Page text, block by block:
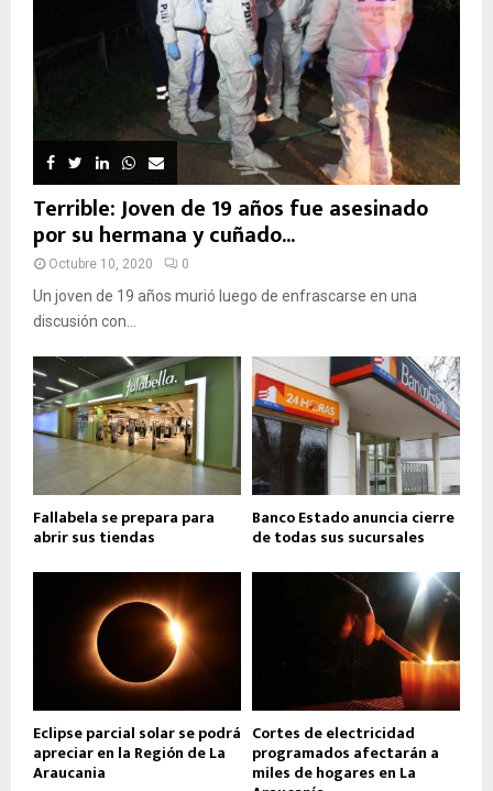
Terrible: Joven de 19 años fue asesinado
por su hermana y cuñado...
Octubre 10, 2020 0
Un joven de 19 años murió luego de enfrascarse en una
discusión con...
Fallabela se prepara para
abrir sus tiendas
Banco Estado anuncia cierre
de todas sus sucursales
Eclipse parcial solar se podrá
apreciar en la Región de La
Araucania
Cortes de electricidad
programados afectarán a
miles de hogares en La